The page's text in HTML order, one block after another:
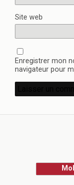
Site web
Enregistrer mon
navigateur pour